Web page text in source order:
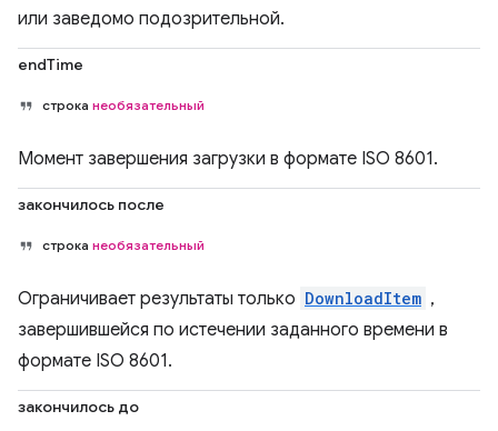
или заведомо подозрительной.
endTime
строка необязательный
Момент завершения загрузки в формате ISO 8601.
закончилось после
строка необязательный
Ограничивает результаты только DownloadItem ,
завершившейся по истечении заданного времени в
формате ISO 8601.
закончилось до